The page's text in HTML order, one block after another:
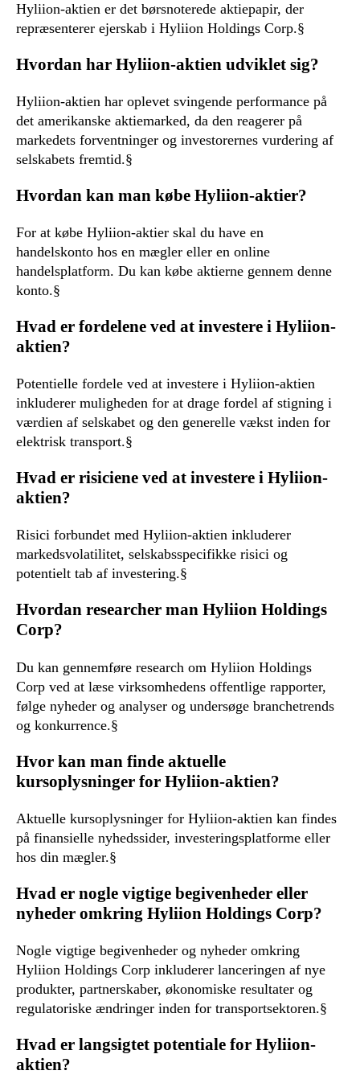
Hyliion-aktien er det børsnoterede aktiepapir, der
repræsenterer ejerskab i Hyliion Holdings Corp.§
Hvordan har Hyliion-aktien udviklet sig?
Hyliion-aktien har oplevet svingende performance på
det amerikanske aktiemarked, da den reagerer på
markedets forventninger og investorernes vurdering af
selskabets fremtid.§
Hvordan kan man købe Hyliion-aktier?
For at købe Hyliion-aktier skal du have en
handelskonto hos en mægler eller en online
handelsplatform. Du kan købe aktierne gennem denne
konto.§
Hvad er fordelene ved at investere i Hyliion-
aktien?
Potentielle fordele ved at investere i Hyliion-aktien
inkluderer muligheden for at drage fordel af stigning i
værdien af selskabet og den generelle vækst inden for
elektrisk transport.§
Hvad er risiciene ved at investere i Hyliion-
aktien?
Risici forbundet med Hyliion-aktien inkluderer
markedsvolatilitet, selskabsspecifikke risici og
potentielt tab af investering.§
Hvordan researcher man Hyliion Holdings
Corp?
Du kan gennemføre research om Hyliion Holdings
Corp ved at læse virksomhedens offentlige rapporter,
følge nyheder og analyser og undersøge branchetrends
og konkurrence.§
Hvor kan man finde aktuelle
kursoplysninger for Hyliion-aktien?
Aktuelle kursoplysninger for Hyliion-aktien kan findes
på finansielle nyhedssider, investeringsplatforme eller
hos din mægler.§
Hvad er nogle vigtige begivenheder eller
nyheder omkring Hyliion Holdings Corp?
Nogle vigtige begivenheder og nyheder omkring
Hyliion Holdings Corp inkluderer lanceringen af nye
produkter, partnerskaber, økonomiske resultater og
regulatoriske ændringer inden for transportsektoren.§
Hvad er langsigtet potentiale for Hyliion-
aktien?